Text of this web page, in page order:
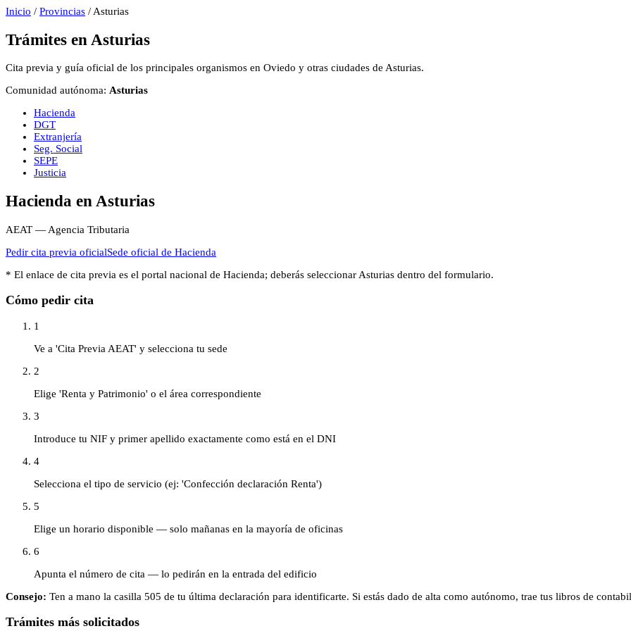
Inicio / Provincias / Asturias
Trámites en Asturias
Cita previa y guía oficial de los principales organismos en Oviedo y otras ciudades de Asturias.
Comunidad autónoma: Asturias
Hacienda
DGT
Extranjería
Seg. Social
SEPE
Justicia
Hacienda en Asturias
AEAT — Agencia Tributaria
Pedir cita previa oficialSede oficial de Hacienda
* El enlace de cita previa es el portal nacional de Hacienda; deberás seleccionar Asturias dentro del formulario.
Cómo pedir cita
1
Ve a 'Cita Previa AEAT' y selecciona tu sede
2
Elige 'Renta y Patrimonio' o el área correspondiente
3
Introduce tu NIF y primer apellido exactamente como está en el DNI
4
Selecciona el tipo de servicio (ej: 'Confección declaración Renta')
5
Elige un horario disponible — solo mañanas en la mayoría de oficinas
6
Apunta el número de cita — lo pedirán en la entrada del edificio
Consejo: Ten a mano la casilla 505 de tu última declaración para identificarte. Si estás dado de alta como autónomo, trae tus libros de
Trámites más solicitados